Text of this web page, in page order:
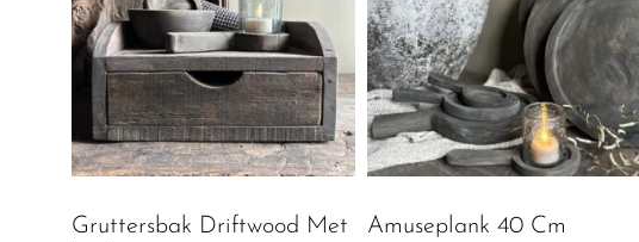
Gruttersbak Driftwood Met
Amuseplank 40 Cm